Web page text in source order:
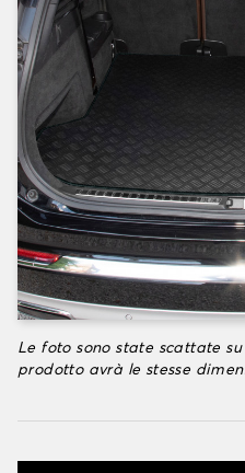
Le foto sono state scattate
prodotto avrà le stesse